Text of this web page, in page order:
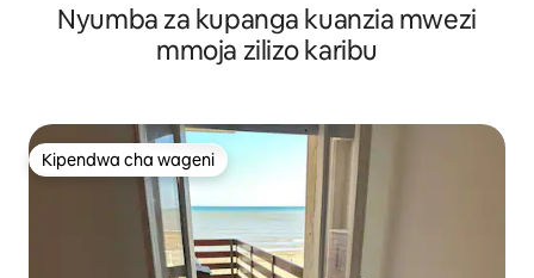
Nyumba za kupanga kuanzia mwezi
mmoja zilizo karibu
Kipendwa cha wageni
Kipendwa cha wageni